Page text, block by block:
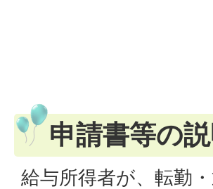
申請書等の説
給与所得者が、転勤